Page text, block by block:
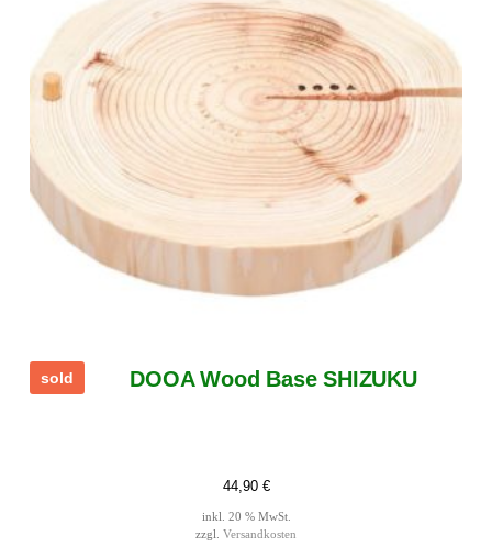
sold DOOA Wood Base SHIZUKU
44,90 €
inkl. 20 % MwSt.
zzgl. Versandkosten